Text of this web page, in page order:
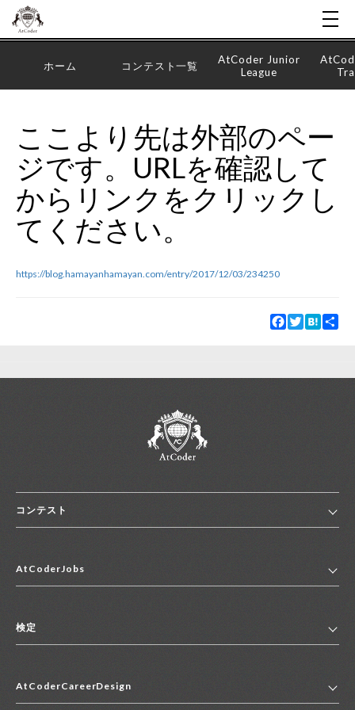
JP EN
ホーム コンテスト一覧
AtCoder Junior
League
ここより先は外部のペー
ジです。URLを確認して
からリンクをクリックし
てください。
https://blog.hamayanhamayan.com/entry/2017/12/03/234250
Facebook
TwitterHatena
コンテスト
コンテスト一覧
便利リンク集
AtCoderJobs
2027年新卒採用求人一覧
中途採用求人一覧
検定
マイページ
AtCoderCareerDesign